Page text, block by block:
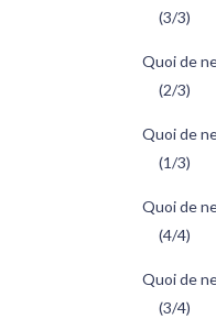
(3/3)
Quoi de
(2/3)
Quoi de
(1/3)
Quoi de
(4/4)
Quoi de
(3/4)